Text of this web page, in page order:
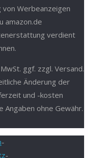
von Werbeanzeigen
amazon.de
verdient
ggf. zzgl. Versand.
Änderung der
und -kosten
Angaben ohne Gewähr.
-
-